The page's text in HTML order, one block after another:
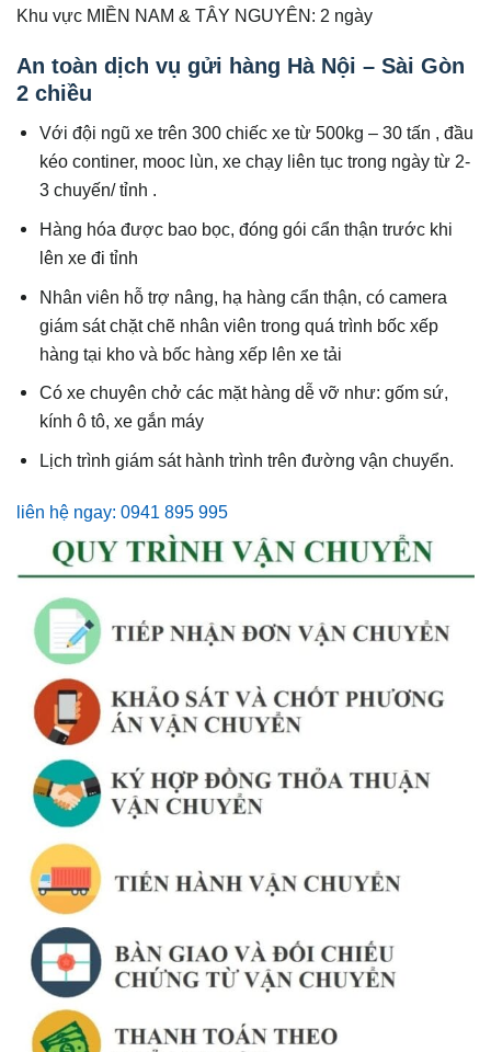
Khu vực MIỀN NAM & TÂY NGUYÊN: 2 ngày
An toàn dịch vụ gửi hàng Hà Nội – Sài Gòn
2 chiều
Với đội ngũ xe trên 300 chiếc xe từ 500kg – 30 tấn , đầu
kéo continer, mooc lùn, xe chạy liên tục trong ngày từ 2-
3 chuyến/ tỉnh .
Hàng hóa được bao bọc, đóng gói cẩn thận trước khi
lên xe đi tỉnh
Nhân viên hỗ trợ nâng, hạ hàng cẩn thận, có camera
giám sát chặt chẽ nhân viên trong quá trình bốc xếp
hàng tại kho và bốc hàng xếp lên xe tải
Có xe chuyên chở các mặt hàng dễ vỡ như: gốm sứ,
kính ô tô, xe gắn máy
Lịch trình giám sát hành trình trên đường vận chuyển.
liên hệ ngay: 0941 895 995